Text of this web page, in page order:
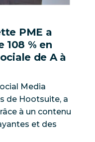
PME a
108 % en
de A à
Media
de Hootsuite, a
à un contenu
et des